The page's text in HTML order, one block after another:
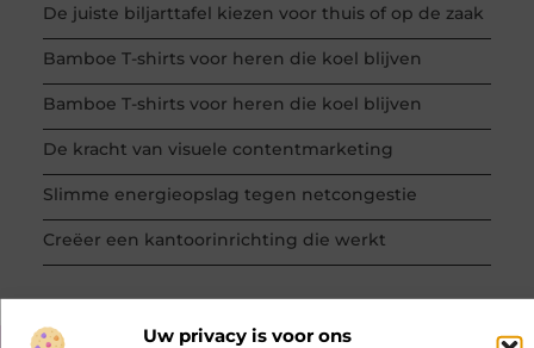
Uw privacy is voor ons
De juiste biljarttafel kiezen voor thuis of op de zaak
Bamboe T-shirts voor heren die koel blijven
Bamboe T-shirts voor heren die koel blijven
De kracht van visuele contentmarketing
Slimme energieopslag tegen netcongestie
Creëer een kantoorinrichting die werkt